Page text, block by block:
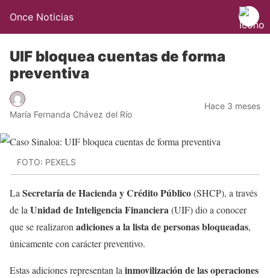
Once Noticias
UIF bloquea cuentas de forma
preventiva
María Fernanda Chávez del Río
Hace 3 meses
FOTO: PEXELS
LaSecretaría de Hacienda y Crédito Público(SHCP), a través
de laUnidad de Inteligencia Financiera(UIF) dio a conocer
que se realizaronadiciones a la lista de personas bloqueadas,
únicamente con carácter preventivo.
Estas adiciones representan lainmovilización de las operaciones